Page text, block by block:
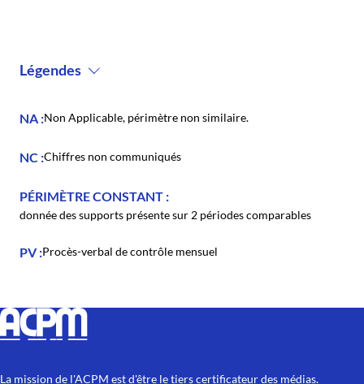
Légendes
NA Non Applicable, périmètre non similaire.
NC Chiffres non communiqués
PÉRIMÈTRE CONSTANT
donnée des supports présente sur 2 périodes comparables
PV Procès-verbal de contrôle mensuel
La mission de l'ACPM est d'être le tiers certificateur des médias.